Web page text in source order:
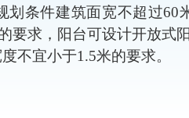
划条件建筑面宽不超过60
要求，阳台可设计开放式
不宜小于1 .5米的要求。